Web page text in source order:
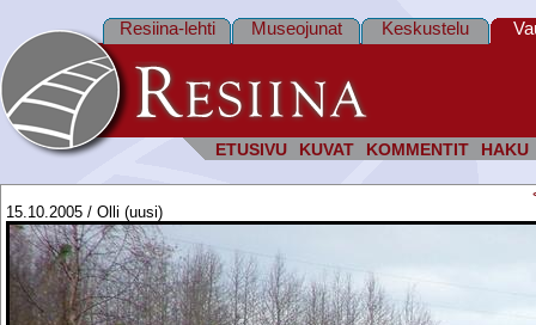
ETUSIVU KUVAT KOMMENTIT HAKU
Resiina-lehti Museojunat Keskustelu
15.10.2005 / Olli (uusi)